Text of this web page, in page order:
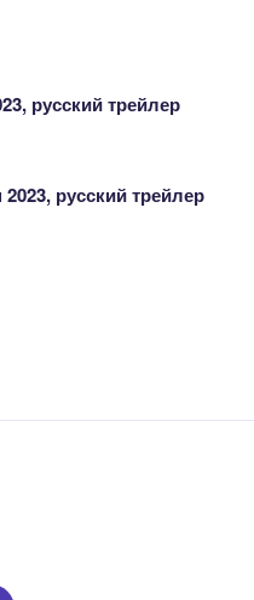
русский трейлер
русский трейлер